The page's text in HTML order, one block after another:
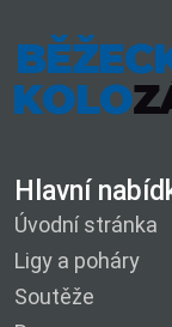
Hlavní
Úvodní stránka
Ligy a poháry
Soutěže